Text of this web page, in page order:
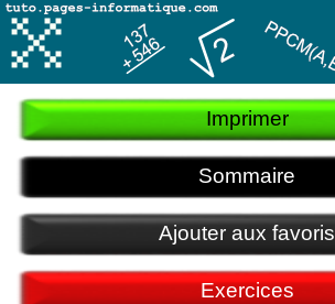
Imprimer
Sommaire
Ajouter aux favoris
Exercices